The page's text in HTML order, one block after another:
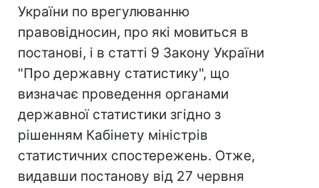
України по врегулюванню
правовідносин, про які мовиться в
постанові, і в статті 9 Закону України
"Про державну статистику", що
визначає проведення органами
державної статистики згідно з
рішенням Кабінету міністрів
статистичних спостережень. Отже,
видавши постанову від 27 червня